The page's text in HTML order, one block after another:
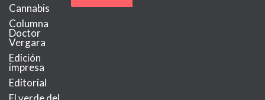
Cannabis
Columna
Doctor
Vergara
Edición
impresa
Editorial